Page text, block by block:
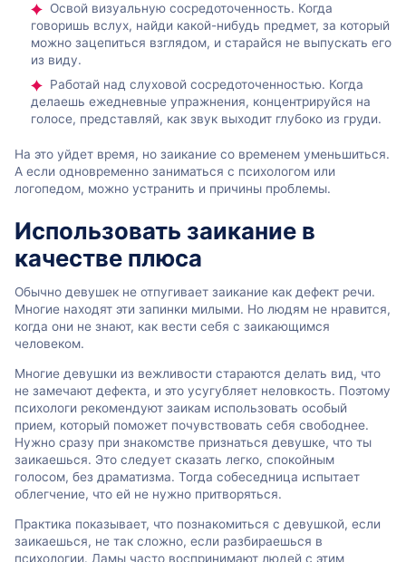
Освой визуальную сосредоточенность. Когда
говоришь вслух, найди какой-нибудь предмет, за который
можно зацепиться взглядом, и старайся не выпускать его
из виду.
Работай над слуховой сосредоточенностью. Когда
делаешь ежедневные упражнения, концентрируйся на
голосе, представляй, как звук выходит глубоко из груди.
На это уйдет время, но заикание со временем уменьшиться.
А если одновременно заниматься с психологом или
логопедом, можно устранить и причины проблемы.
Использовать заикание в
качестве плюса
Обычно девушек не отпугивает заикание как дефект речи.
Многие находят эти запинки милыми. Но людям не нравится,
когда они не знают, как вести себя с заикающимся
человеком.
Многие девушки из вежливости стараются делать вид, что
не замечают дефекта, и это усугубляет неловкость. Поэтому
психологи рекомендуют заикам использовать особый
прием, который поможет почувствовать себя свободнее.
Нужно сразу при знакомстве признаться девушке, что ты
заикаешься. Это следует сказать легко, спокойным
голосом, без драматизма. Тогда собеседница испытает
облегчение, что ей не нужно притворяться.
Практика показывает, что познакомиться с девушкой, если
заикаешься, не так сложно, если разбираешься в
психологии. Дамы часто воспринимают людей с этим